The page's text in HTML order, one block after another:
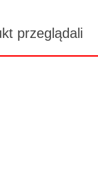
przeglądali